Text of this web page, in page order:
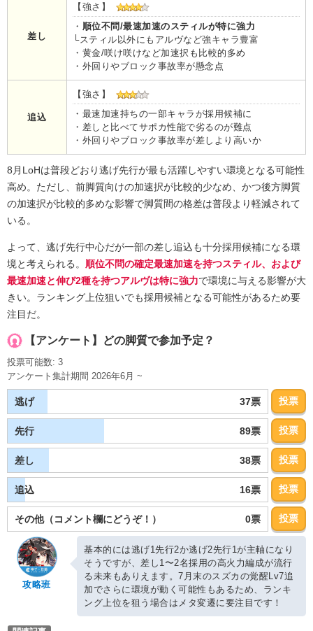
差し
【強さ】
・ 順位不問/最速加速のスティルが特に強力
└スティル以外にもアルヴなど強キャラ豊富
・黄金/咲け咲けなど加速択も比較的多め
・外回りやブロック事故率が懸念点
追込
【強さ】
・最速加速持ちの一部キャラが採用候補に
・差しと比べてサポカ性能で劣るのが難点
・外回りやブロック事故率が差しより高いか
8月LoHは普段どおり逃げ先行が最も活躍しやすい環境となる可能性
高め。ただし、前脚質向けの加速択が比較的少なめ、かつ後方脚質
の加速択が比較的多めな影響で脚質間の格差は普段より軽減されて
いる。
よって、逃げ先行中心だが一部の差し追込も十分採用候補になる環
境と考えられる。 順位不問の確定最速加速を持つスティル、および
最速加速と伸び2種を持つアルヴは特に強力で環境に与える影響が大
きい。ランキング上位狙いでも採用候補となる可能性があるため要
注目だ。
【アンケート】どの脚質で参加予定？
投票可能数: 3
アンケート集計期間 2026年6月 ~
逃げ 37票 投票
先行 89票 投票
差し 38票 投票
追込 16票 投票
その他（コメント欄にどうぞ！） 0票 投票
攻略班
基本的には逃げ1先行2か逃げ2先行1が主軸になり
そうですが、差し1〜2名採用の高火力編成が流行
る未来もありえます。7月末のスズカの覚醒Lv7追
加でさらに環境が動く可能性もあるため、ランキ
ング上位を狙う場合はメタ変遷に要注目です！